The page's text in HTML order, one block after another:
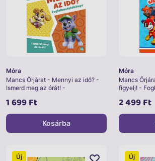
Móra
Mancs Őrjárat - Mennyi az idő? -
Ismerd meg az órát! -
1 699 Ft
Kosárba
Móra
Mancs
figyelj! -
2 499 Ft
Új Új